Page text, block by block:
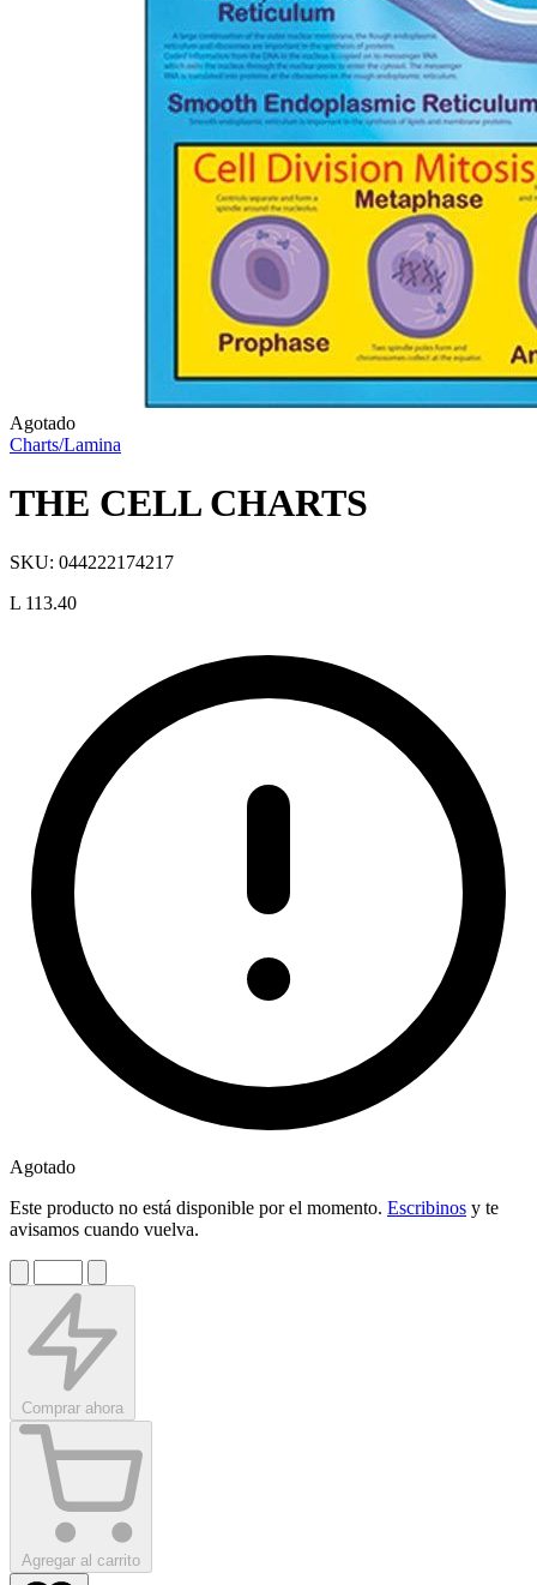
Agotado
Charts/Lamina
THE CELL CHARTS
SKU: 044222174217
L 113.40
Agotado
Este producto no está disponible por el momento. Escribinos y te
avisamos cuando vuelva.
Comprar ahora
Agregar al carrito